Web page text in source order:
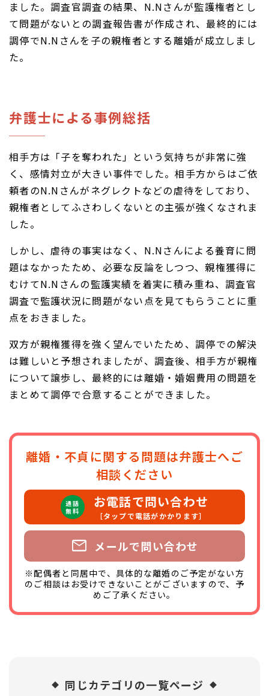
ました。調査官調査の結果、N.Nさんが監護権者とし
て問題がないとの調査報告書が作成され、最終的には
調停でN.Nさんを子の親権者とする離婚が成立しまし
た。
弁護士による事例総括
相手方は「子を奪われた」という気持ちが非常に強
く、感情対立が大きい事件でした。相手方からはご依
頼者のN.Nさんがネグレクトなどの虐待をしており、
親権者としてふさわしくないとの主張が強くなされま
した。
しかし、虐待の事実はなく、N.Nさんによる養育に問
題はなかったため、必要な反論をしつつ、親権獲得に
むけてN.Nさんの監護実績を着実に積み重ね、調査官
調査で監護状況に問題がない点を見てもらうことに重
点をおきました。
双方が親権獲得を強く望んでいたため、調停での解決
は難しいと予想されましたが、調査後、相手方が親権
について譲歩し、最終的には離婚・婚姻費用の問題を
まとめて調停で合意することができました。
離婚・不貞に関する問題は弁護士へご
相談ください
通話
無料
お電話で問い合わせ
［タップで電話がかかります］
mail メールで問い合わせ
※配偶者と同居中で、具体的な離婚のご予定がない方
のご相談はお受けできないことがございますので、予
めご了承ください。
同じカテゴリの一覧ページ